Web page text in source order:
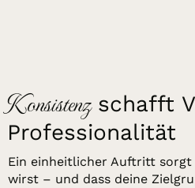
Konsistenzschafft
Professionalität
Ein einheitlicher Auftritt sorgt
wirst – und dass deine